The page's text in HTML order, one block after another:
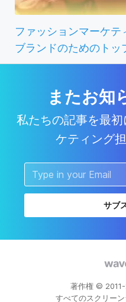
ファッションマーケ
ブランドのためのトッ
またお知
私たちの記事を最
ケティング
サブ
著作権 ©
すべてのスクリー